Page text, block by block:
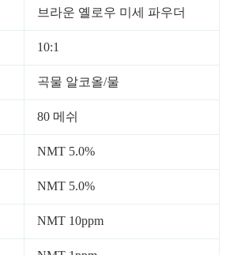
브라운 옐로우 미세 파우더
10:1
곡물 알코올/물
80 메쉬
NMT 5.0%
NMT 5.0%
NMT 10ppm